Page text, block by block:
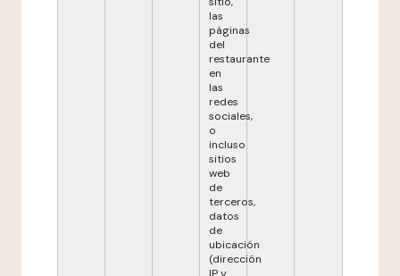
las
páginas
del
restaurante
en
las
redes
sociales,
o
incluso
sitios
web
de
terceros,
datos
de
ubicación
(dirección